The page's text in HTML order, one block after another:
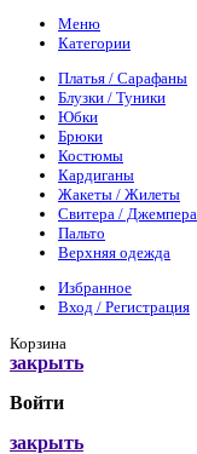
Меню
Категории
Платья / Сарафаны
Блузки / Туники
Юбки
Брюки
Костюмы
Кардиганы
Жакеты / Жилеты
Свитера / Джемпера
Пальто
Верхняя одежда
Избранное
Вход / Регистрация
Корзина
закрыть
Войти
закрыть